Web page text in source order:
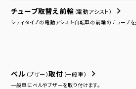
チューブ取替え前輪 （電動アシスト）
シティタイプの電動アシスト自転車の前輪のチューブ
ベル （ブザー）取付 （一般車）
一般車にベルやブザーを取り付けます。